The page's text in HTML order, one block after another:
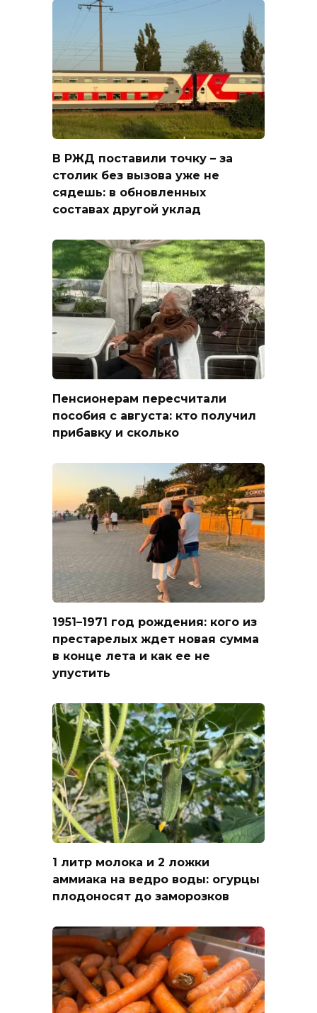
В РЖД поставили точку – за
столик без вызова уже не
сядешь: в обновленных
составах другой уклад
Пенсионерам пересчитали
пособия с августа: кто получил
прибавку и сколько
1951–1971 год рождения: кого из
престарелых ждет новая сумма
в конце лета и как ее не
упустить
1 литр молока и 2 ложки
аммиака на ведро воды: огурцы
плодоносят до заморозков